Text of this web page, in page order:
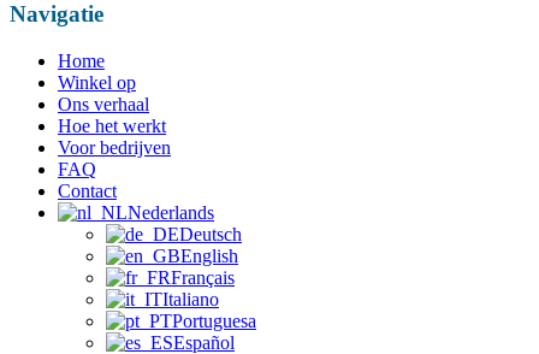
Navigatie
Home
Winkel op
Ons verhaal
Hoe het werkt
Voor bedrijven
FAQ
Contact
Nederlands
Deutsch
English
Français
Italiano
Portuguesa
Español